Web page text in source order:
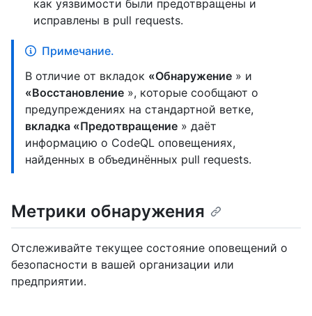
как уязвимости были предотвращены и
исправлены в pull requests.
Примечание.
В отличие от вкладок «Обнаружение » и
«Восстановление », которые сообщают о
предупреждениях на стандартной ветке,
вкладка «Предотвращение » даёт
информацию о CodeQL оповещениях,
найденных в объединённых pull requests.
Метрики обнаружения
Отслеживайте текущее состояние оповещений о
безопасности в вашей организации или
предприятии.